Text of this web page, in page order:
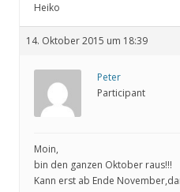
Heiko
14. Oktober 2015 um 18:39
Peter
Participant
Moin,
bin den ganzen Oktober raus!!!
Kann erst ab Ende